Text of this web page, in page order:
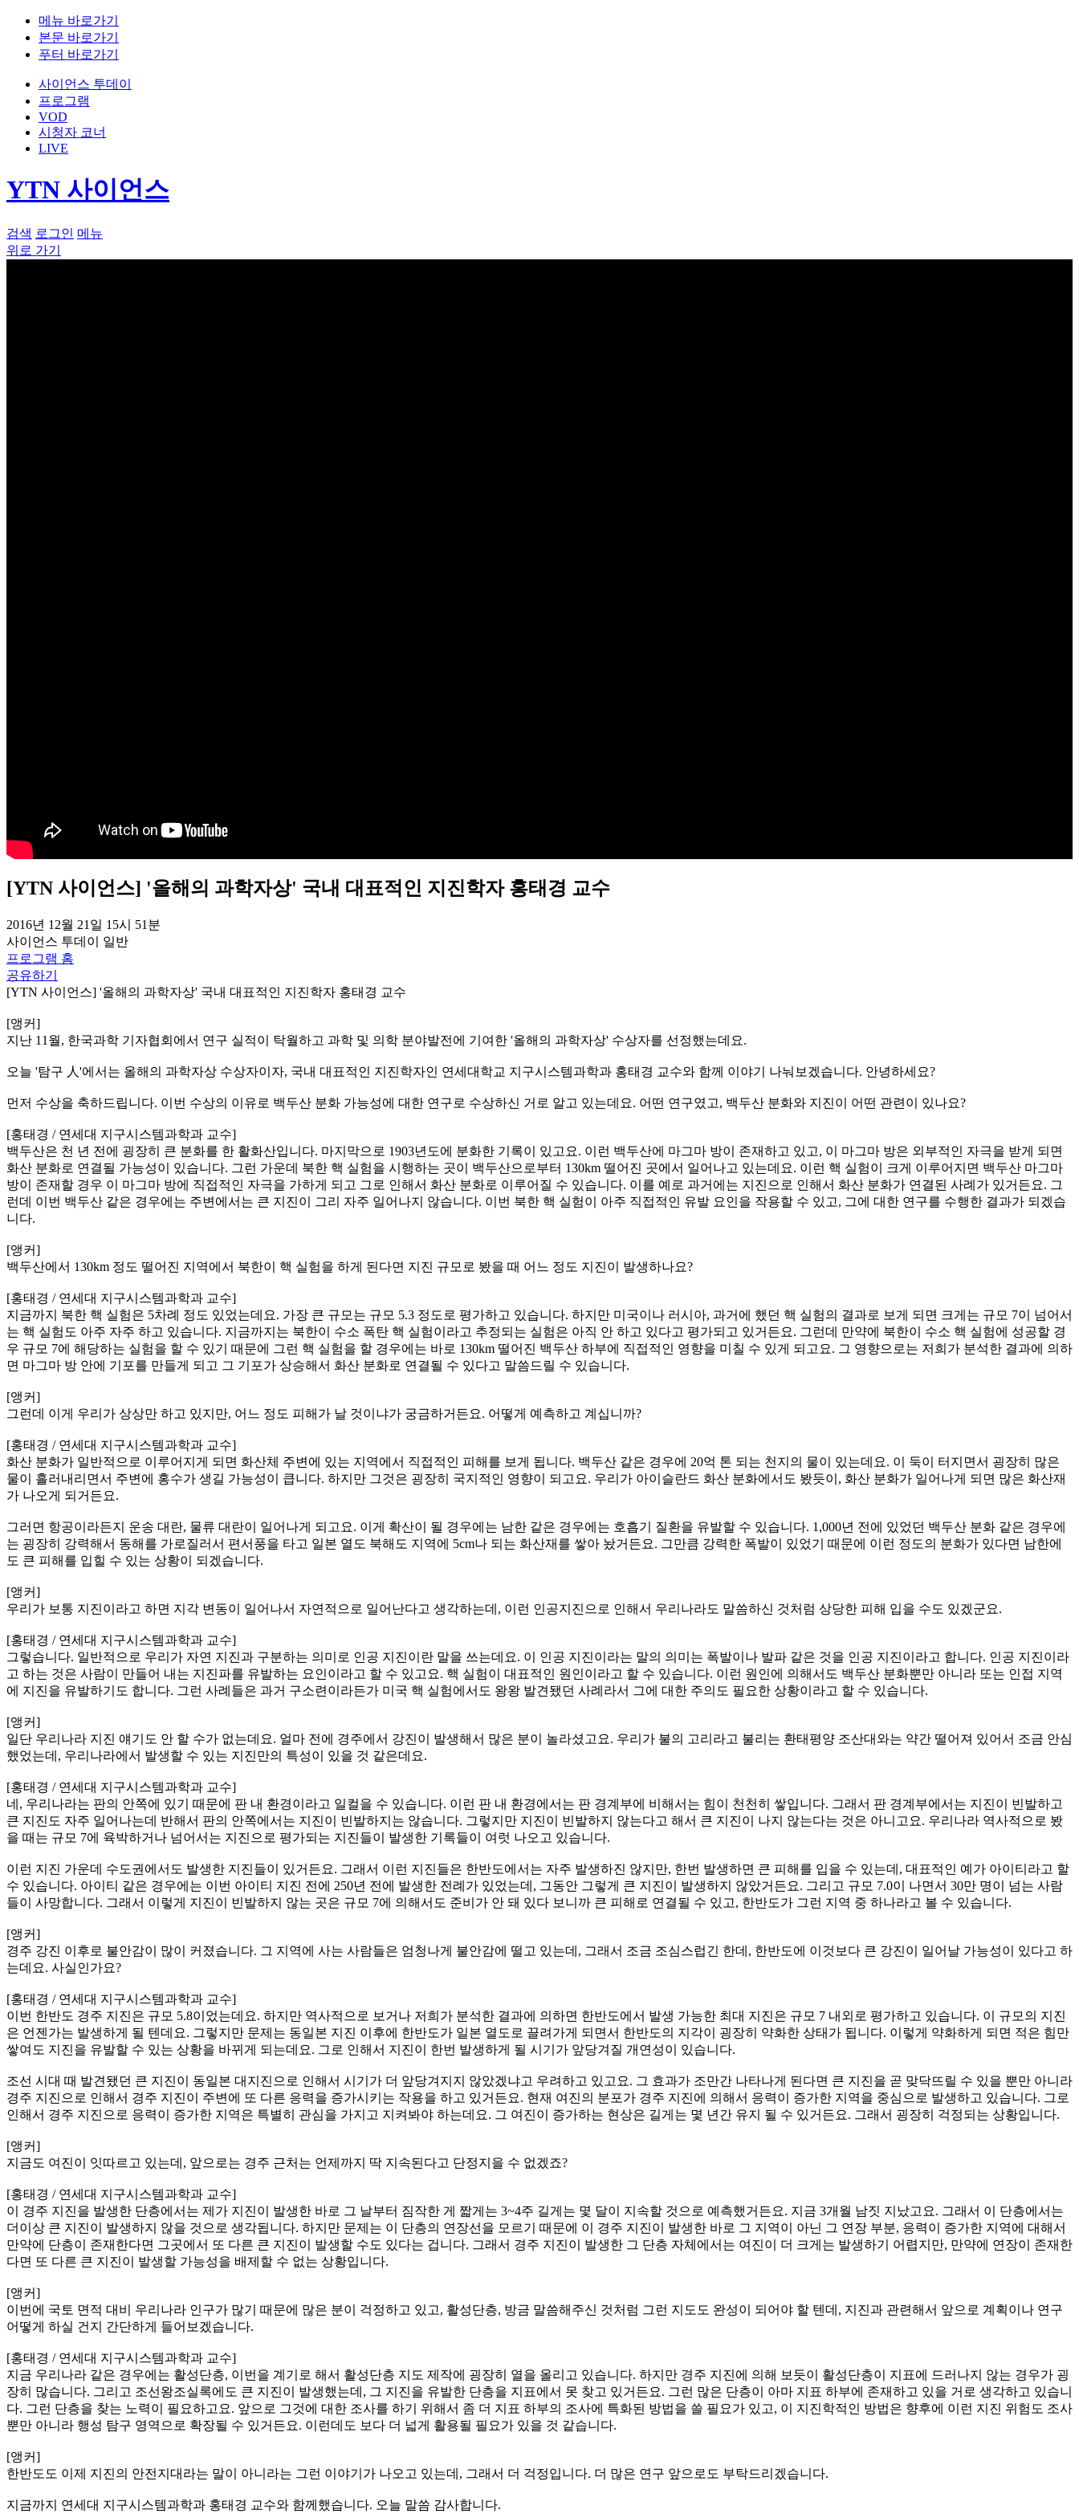
메뉴 바로가기
본문 바로가기
푸터 바로가기
사이언스 투데이
프로그램
VOD
시청자 코너
LIVE
YTN 사이언스
검색 로그인 메뉴
위로 가기
[YTN 사이언스] '올해의 과학자상' 국내 대표적인 지진학자 홍태경 교수
2016년 12월 21일 15시 51분
사이언스 투데이
일반
프로그램 홈
공유하기
[YTN 사이언스] '올해의 과학자상' 국내 대표적인 지진학자 홍태경 교수
[앵커]
지난 11월, 한국과학 기자협회에서 연구 실적이 탁월하고 과학 및 의학 분야발전에 기여한 '올해의 과학자상' 수상자를 선정했는데요.
오늘 '탐구 人'에서는 올해의 과학자상 수상자이자, 국내 대표적인 지진학자인 연세대학교 지구시스템과학과 홍태경 교수와 함께 이야기 나눠보겠습니다. 안녕하세요?
먼저 수상을 축하드립니다. 이번 수상의 이유로 백두산 분화 가능성에 대한 연구로 수상하신 거로 알고 있는데요. 어떤 연구였고, 백두산 분화와 지진이 어떤 관련이 있나요?
[홍태경 / 연세대 지구시스템과학과 교수]
백두산은 천 년 전에 굉장히 큰 분화를 한 활화산입니다. 마지막으로 1903년도에 분화한 기록이 있고요. 이런 백두산에 마그마 방이 존재하고 있고, 이 마그마 방은 외부적인 자극을 받게 되면
화산 분화로 연결될 가능성이 있습니다. 그런 가운데 북한 핵 실험을 시행하는 곳이 백두산으로부터 130km 떨어진 곳에서 일어나고 있는데요. 이런 핵 실험이 크게 이루어지면 백두산 마그마
방이 존재할 경우 이 마그마 방에 직접적인 자극을 가하게 되고 그로 인해서 화산 분화로 이루어질 수 있습니다. 이를 예로 과거에는 지진으로 인해서 화산 분화가 연결된 사례가 있거든요. 그
런데 이번 백두산 같은 경우에는 주변에서는 큰 지진이 그리 자주 일어나지 않습니다. 이번 북한 핵 실험이 아주 직접적인 유발 요인을 작용할 수 있고, 그에 대한 연구를 수행한 결과가 되겠습
니다.
[앵커]
백두산에서 130km 정도 떨어진 지역에서 북한이 핵 실험을 하게 된다면 지진 규모로 봤을 때 어느 정도 지진이 발생하나요?
[홍태경 / 연세대 지구시스템과학과 교수]
지금까지 북한 핵 실험은 5차례 정도 있었는데요. 가장 큰 규모는 규모 5.3 정도로 평가하고 있습니다. 하지만 미국이나 러시아, 과거에 했던 핵 실험의 결과로 보게 되면 크게는 규모 7이 넘어서
는 핵 실험도 아주 자주 하고 있습니다. 지금까지는 북한이 수소 폭탄 핵 실험이라고 추정되는 실험은 아직 안 하고 있다고 평가되고 있거든요. 그런데 만약에 북한이 수소 핵 실험에 성공할 경
우 규모 7에 해당하는 실험을 할 수 있기 때문에 그런 핵 실험을 할 경우에는 바로 130km 떨어진 백두산 하부에 직접적인 영향을 미칠 수 있게 되고요. 그 영향으로는 저희가 분석한 결과에 의하
면 마그마 방 안에 기포를 만들게 되고 그 기포가 상승해서 화산 분화로 연결될 수 있다고 말씀드릴 수 있습니다.
[앵커]
그런데 이게 우리가 상상만 하고 있지만, 어느 정도 피해가 날 것이냐가 궁금하거든요. 어떻게 예측하고 계십니까?
[홍태경 / 연세대 지구시스템과학과 교수]
화산 분화가 일반적으로 이루어지게 되면 화산체 주변에 있는 지역에서 직접적인 피해를 보게 됩니다. 백두산 같은 경우에 20억 톤 되는 천지의 물이 있는데요. 이 둑이 터지면서 굉장히 많은
물이 흘러내리면서 주변에 홍수가 생길 가능성이 큽니다. 하지만 그것은 굉장히 국지적인 영향이 되고요. 우리가 아이슬란드 화산 분화에서도 봤듯이, 화산 분화가 일어나게 되면 많은 화산재
가 나오게 되거든요.
그러면 항공이라든지 운송 대란, 물류 대란이 일어나게 되고요. 이게 확산이 될 경우에는 남한 같은 경우에는 호흡기 질환을 유발할 수 있습니다. 1,000년 전에 있었던 백두산 분화 같은 경우에
는 굉장히 강력해서 동해를 가로질러서 편서풍을 타고 일본 열도 북해도 지역에 5cm나 되는 화산재를 쌓아 놨거든요. 그만큼 강력한 폭발이 있었기 때문에 이런 정도의 분화가 있다면 남한에
도 큰 피해를 입힐 수 있는 상황이 되겠습니다.
[앵커]
우리가 보통 지진이라고 하면 지각 변동이 일어나서 자연적으로 일어난다고 생각하는데, 이런 인공지진으로 인해서 우리나라도 말씀하신 것처럼 상당한 피해 입을 수도 있겠군요.
[홍태경 / 연세대 지구시스템과학과 교수]
그렇습니다. 일반적으로 우리가 자연 지진과 구분하는 의미로 인공 지진이란 말을 쓰는데요. 이 인공 지진이라는 말의 의미는 폭발이나 발파 같은 것을 인공 지진이라고 합니다. 인공 지진이라
고 하는 것은 사람이 만들어 내는 지진파를 유발하는 요인이라고 할 수 있고요. 핵 실험이 대표적인 원인이라고 할 수 있습니다. 이런 원인에 의해서도 백두산 분화뿐만 아니라 또는 인접 지역
에 지진을 유발하기도 합니다. 그런 사례들은 과거 구소련이라든가 미국 핵 실험에서도 왕왕 발견됐던 사례라서 그에 대한 주의도 필요한 상황이라고 할 수 있습니다.
[앵커]
일단 우리나라 지진 얘기도 안 할 수가 없는데요. 얼마 전에 경주에서 강진이 발생해서 많은 분이 놀라셨고요. 우리가 불의 고리라고 불리는 환태평양 조산대와는 약간 떨어져 있어서 조금 안심
했었는데, 우리나라에서 발생할 수 있는 지진만의 특성이 있을 것 같은데요.
[홍태경 / 연세대 지구시스템과학과 교수]
네, 우리나라는 판의 안쪽에 있기 때문에 판 내 환경이라고 일컬을 수 있습니다. 이런 판 내 환경에서는 판 경계부에 비해서는 힘이 천천히 쌓입니다. 그래서 판 경계부에서는 지진이 빈발하고
큰 지진도 자주 일어나는데 반해서 판의 안쪽에서는 지진이 빈발하지는 않습니다. 그렇지만 지진이 빈발하지 않는다고 해서 큰 지진이 나지 않는다는 것은 아니고요. 우리나라 역사적으로 봤
을 때는 규모 7에 육박하거나 넘어서는 지진으로 평가되는 지진들이 발생한 기록들이 여럿 나오고 있습니다.
이런 지진 가운데 수도권에서도 발생한 지진들이 있거든요. 그래서 이런 지진들은 한반도에서는 자주 발생하진 않지만, 한번 발생하면 큰 피해를 입을 수 있는데, 대표적인 예가 아이티라고 할
수 있습니다. 아이티 같은 경우에는 이번 아이티 지진 전에 250년 전에 발생한 전례가 있었는데, 그동안 그렇게 큰 지진이 발생하지 않았거든요. 그리고 규모 7.0이 나면서 30만 명이 넘는 사람
들이 사망합니다. 그래서 이렇게 지진이 빈발하지 않는 곳은 규모 7에 의해서도 준비가 안 돼 있다 보니까 큰 피해로 연결될 수 있고, 한반도가 그런 지역 중 하나라고 볼 수 있습니다.
[앵커]
경주 강진 이후로 불안감이 많이 커졌습니다. 그 지역에 사는 사람들은 엄청나게 불안감에 떨고 있는데, 그래서 조금 조심스럽긴 한데, 한반도에 이것보다 큰 강진이 일어날 가능성이 있다고 하
는데요. 사실인가요?
[홍태경 / 연세대 지구시스템과학과 교수]
이번 한반도 경주 지진은 규모 5.8이었는데요. 하지만 역사적으로 보거나 저희가 분석한 결과에 의하면 한반도에서 발생 가능한 최대 지진은 규모 7 내외로 평가하고 있습니다. 이 규모의 지진
은 언젠가는 발생하게 될 텐데요. 그렇지만 문제는 동일본 지진 이후에 한반도가 일본 열도로 끌려가게 되면서 한반도의 지각이 굉장히 약화한 상태가 됩니다. 이렇게 약화하게 되면 적은 힘만
쌓여도 지진을 유발할 수 있는 상황을 바뀌게 되는데요. 그로 인해서 지진이 한번 발생하게 될 시기가 앞당겨질 개연성이 있습니다.
조선 시대 때 발견됐던 큰 지진이 동일본 대지진으로 인해서 시기가 더 앞당겨지지 않았겠냐고 우려하고 있고요. 그 효과가 조만간 나타나게 된다면 큰 지진을 곧 맞닥뜨릴 수 있을 뿐만 아니라
경주 지진으로 인해서 경주 지진이 주변에 또 다른 응력을 증가시키는 작용을 하고 있거든요. 현재 여진의 분포가 경주 지진에 의해서 응력이 증가한 지역을 중심으로 발생하고 있습니다. 그로
인해서 경주 지진으로 응력이 증가한 지역은 특별히 관심을 가지고 지켜봐야 하는데요. 그 여진이 증가하는 현상은 길게는 몇 년간 유지 될 수 있거든요. 그래서 굉장히 걱정되는 상황입니다.
[앵커]
지금도 여진이 잇따르고 있는데, 앞으로는 경주 근처는 언제까지 딱 지속된다고 단정지을 수 없겠죠?
[홍태경 / 연세대 지구시스템과학과 교수]
이 경주 지진을 발생한 단층에서는 제가 지진이 발생한 바로 그 날부터 짐작한 게 짧게는 3~4주 길게는 몇 달이 지속할 것으로 예측했거든요. 지금 3개월 남짓 지났고요. 그래서 이 단층에서는
더이상 큰 지진이 발생하지 않을 것으로 생각됩니다. 하지만 문제는 이 단층의 연장선을 모르기 때문에 이 경주 지진이 발생한 바로 그 지역이 아닌 그 연장 부분, 응력이 증가한 지역에 대해서
만약에 단층이 존재한다면 그곳에서 또 다른 큰 지진이 발생할 수도 있다는 겁니다. 그래서 경주 지진이 발생한 그 단층 자체에서는 여진이 더 크게는 발생하기 어렵지만, 만약에 연장이 존재한
다면 또 다른 큰 지진이 발생할 가능성을 배제할 수 없는 상황입니다.
[앵커]
이번에 국토 면적 대비 우리나라 인구가 많기 때문에 많은 분이 걱정하고 있고, 활성단층, 방금 말씀해주신 것처럼 그런 지도도 완성이 되어야 할 텐데, 지진과 관련해서 앞으로 계획이나 연구
어떻게 하실 건지 간단하게 들어보겠습니다.
[홍태경 / 연세대 지구시스템과학과 교수]
지금 우리나라 같은 경우에는 활성단층, 이번을 계기로 해서 활성단층 지도 제작에 굉장히 열을 올리고 있습니다. 하지만 경주 지진에 의해 보듯이 활성단층이 지표에 드러나지 않는 경우가 굉
장히 많습니다. 그리고 조선왕조실록에도 큰 지진이 발생했는데, 그 지진을 유발한 단층을 지표에서 못 찾고 있거든요. 그런 많은 단층이 아마 지표 하부에 존재하고 있을 거로 생각하고 있습니
다. 그런 단층을 찾는 노력이 필요하고요. 앞으로 그것에 대한 조사를 하기 위해서 좀 더 지표 하부의 조사에 특화된 방법을 쓸 필요가 있고, 이 지진학적인 방법은 향후에 이런 지진 위험도 조사
뿐만 아니라 행성 탐구 영역으로 확장될 수 있거든요. 이런데도 보다 더 넓게 활용될 필요가 있을 것 같습니다.
[앵커]
한반도도 이제 지진의 안전지대라는 말이 아니라는 그런 이야기가 나오고 있는데, 그래서 더 걱정입니다. 더 많은 연구 앞으로도 부탁드리겠습니다.
지금까지 연세대 지구시스템과학과 홍태경 교수와 함께했습니다. 오늘 말씀 감사합니다.